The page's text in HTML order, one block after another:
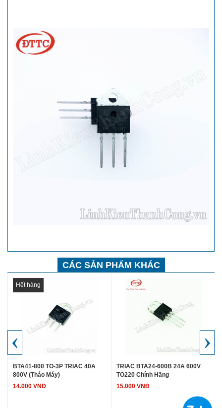
CÁC SẢN PHẨM KHÁC
Hết hàng
BTA41-800 TO-3P TRIAC 40A
800V (Tháo Máy)
14.000 VNĐ
TRIAC BTA24-600B 24A 600V
TO220 Chính Hãng
15.000 VNĐ
‹ ›